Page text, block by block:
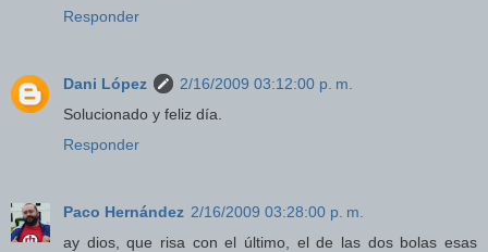
Responder
Dani López
2/16/2009 03:12:00 p. m.
Solucionado y feliz día.
Responder
Paco Hernández 2/16/2009 03:28:00 p. m.
ay dios, que risa con el último, el de las dos bolas esas